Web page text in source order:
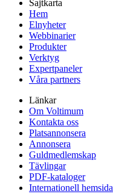
Sajtkarta
Hem
Elnyheter
Webbinarier
Produkter
Verktyg
Expertpaneler
Våra partners
Länkar
Om Voltimum
Kontakta oss
Platsannonsera
Annonsera
Guldmedlemskap
Tävlingar
PDF-kataloger
Internationell hemsida